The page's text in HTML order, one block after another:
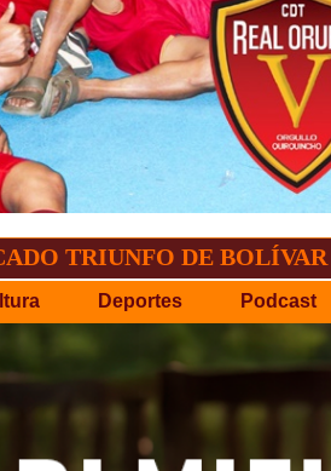
DE BOLÍVAR ANTE
Deportes Podcast